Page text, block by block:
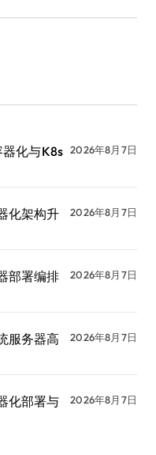
化与K8s 2026年8月7日
化架构升
2026年8月7日
部署编排
2026年8月7日
服务器高
2026年8月7日
化部署与
2026年8月7日